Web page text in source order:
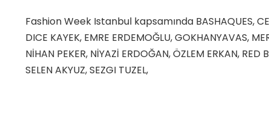
Fashion Week Istanbul kapsamında BASHAQUES,
DICE KAYEK, EMRE ERDEMOĞLU, GOKHANYAVAS,
NİHAN PEKER, NİYAZİ ERDOĞAN, ÖZLEM ERKAN,
SELEN AKYUZ, SEZGI TUZEL,